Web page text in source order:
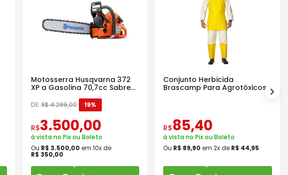
Motosserra Husqvarna 372
XP a Gasolina 70,7cc Sabre
DE:R$4.299,00 19%
R$3.500,00
à vista no Pix ou Boleto
Ou R$ 3.500,00 em 10x de
R$ 350,00
Conjunto Herbicida
Brascamp Para Agrotóxicos
30 Lavagens
R$85,40
à vista no Pix ou Boleto
Ou R$ 89,90 em2x de R$ 44,95